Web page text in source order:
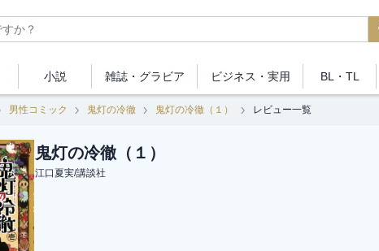
小説 雑誌・ グラビア ビジネス ・実用 BL・TL
男性コミック 鬼灯の冷徹 鬼灯の冷徹（１） レビュー一覧
鬼灯の冷徹（１）
江口夏実/講談社